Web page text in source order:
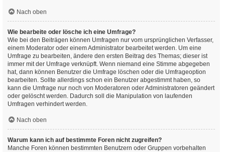
Nach oben
Wie bearbeite oder lösche ich eine Umfrage?
Wie bei den Beiträgen können Umfragen nur vom ursprünglichen Verfasser,
einem Moderator oder einem Administrator bearbeitet werden. Um eine
Umfrage zu bearbeiten, ändere den ersten Beitrag des Themas; dieser ist
immer mit der Umfrage verknüpft. Wenn niemand eine Stimme abgegeben
hat, dann können Benutzer die Umfrage löschen oder die Umfrageoption
bearbeiten. Sollte allerdings schon ein Benutzer abgestimmt haben, so
kann die Umfrage nur noch von Moderatoren oder Administratoren geändert
oder gelöscht werden. Dadurch soll die Manipulation von laufenden
Umfragen verhindert werden.
Nach oben
Warum kann ich auf bestimmte Foren nicht zugreifen?
Manche Foren können bestimmten Benutzern oder Gruppen vorbehalten